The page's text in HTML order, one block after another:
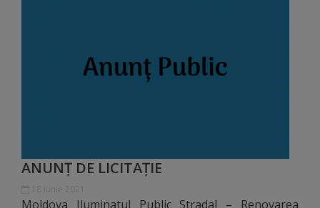
Comisii
Consiliului
ANUNȚ DE LICITAȚIE
Moldova Iluminatul Public Stradal – Renovarea